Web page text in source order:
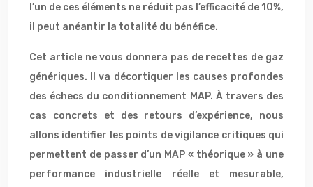
l’un de ces éléments ne réduit pas l’efficacité de 10%,
il peut anéantir la totalité du bénéfice.
Cet article ne vous donnera pas de recettes de gaz
génériques. Il va décortiquer les causes profondes
des échecs du conditionnement MAP. À travers des
cas concrets et des retours d’expérience, nous
allons identifier les points de vigilance critiques qui
permettent de passer d’un MAP « théorique » à une
performance industrielle réelle et mesurable,